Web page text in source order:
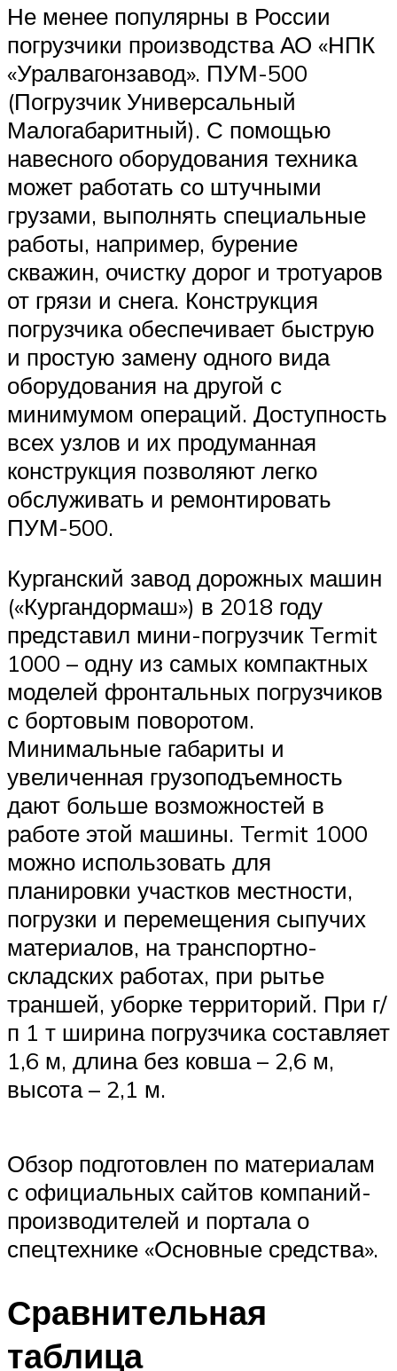
Не менее популярны в России
погрузчики производства АО «НПК
«Уралвагонзавод». ПУМ-500
(Погрузчик Универсальный
Малогабаритный). С помощью
навесного оборудования техника
может работать со штучными
грузами, выполнять специальные
работы, например, бурение
скважин, очистку дорог и тротуаров
от грязи и снега. Конструкция
погрузчика обеспечивает быструю
и простую замену одного вида
оборудования на другой с
минимумом операций. Доступность
всех узлов и их продуманная
конструкция позволяют легко
обслуживать и ремонтировать
ПУМ-500.
Курганский завод дорожных машин
(«Кургандормаш») в 2018 году
представил мини-погрузчик Termit
1000 – одну из самых компактных
моделей фронтальных погрузчиков
с бортовым поворотом.
Минимальные габариты и
увеличенная грузоподъемность
дают больше возможностей в
работе этой машины. Termit 1000
можно использовать для
планировки участков местности,
погрузки и перемещения сыпучих
материалов, на транспортно-
складских работах, при рытье
траншей, уборке территорий. При г/
п 1 т ширина погрузчика составляет
1,6 м, длина без ковша – 2,6 м,
высота – 2,1 м.
Обзор подготовлен по материалам
с официальных сайтов компаний-
производителей и портала о
спецтехнике «Основные средства».
Сравнительная
таблица